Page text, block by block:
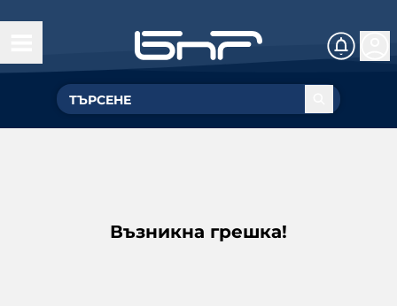
Възникна грешка!